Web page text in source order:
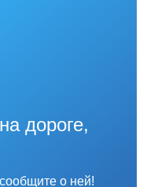
дороге,
о ней!